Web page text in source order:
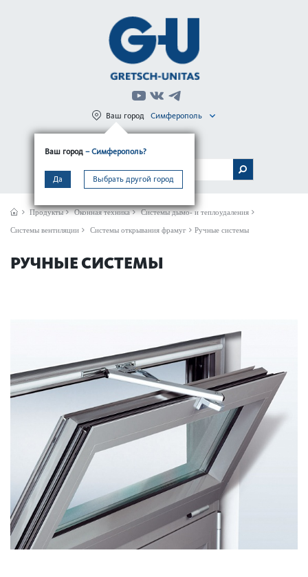
Ваш город – Симферополь?
Да Выбрать другой город
Ваш город Симферополь
МЕНЮ
Продукты Оконная техника Системы дымо- и теплоудаления
Системы вентиляции Системы открывания фрамуг Ручные системы
РУЧНЫЕ СИСТЕМЫ